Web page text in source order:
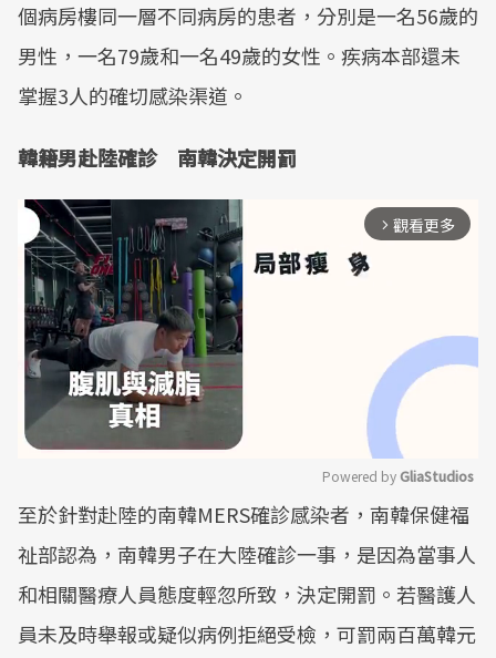
個病房樓同一層不同病房的患者，分別是一名56歲的
男性，一名79歲和一名49歲的女性。疾病本部還未
掌握3人的確切感染渠道。
韓籍男赴陸確診 南韓決定開罰
arrow_forward_ios 觀看更多
Mute
Powered by GliaStudios
至於針對赴陸的南韓MERS確診感染者，南韓保健福
祉部認為，南韓男子在大陸確診一事，是因為當事人
和相關醫療人員態度輕忽所致，決定開罰。若醫護人
員未及時舉報或疑似病例拒絕受檢，可罰兩百萬韓元